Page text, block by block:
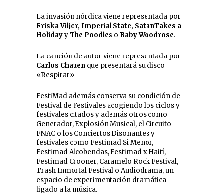
La invasión nórdica viene representada por
Friska Viljor, Imperial State, SatanTakes a
HolidayyThe Poodles o Baby Woodrose.
La canción de autor viene representada por
Carlos Chauen que presentará su disco
«Respirar»
FestiMad además conserva su condición de
Festival de Festivales acogiendo los ciclos y
festivales citados y además otros como
Generador, Explosión Musical, el Circuito
FNAC o los Conciertos Disonantes y
festivales como Festimad Si Menor,
Festimad Alcobendas, Festimad x Haití,
Festimad Crooner, Caramelo Rock Festival,
Trash Inmortal Festival o Audiodrama, un
espacio de experimentación dramática
ligado a la música.